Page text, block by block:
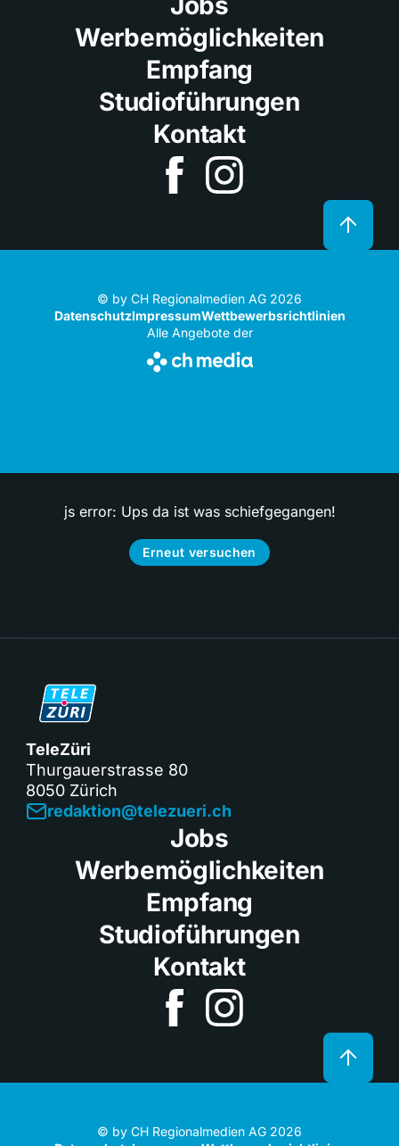
Werbemöglichkeiten
Empfang
Studioführungen
Kontakt
© by CH Regionalmedien AG 2026
DatenschutzImpressumWettbewerbsrichtlinien
Alle Angebote der
js error: Ups da ist was schiefgegangen!
Erneut versuchen
TeleZüri
Thurgauerstrasse 80
8050 Zürich
redaktion@telezueri.ch
Jobs
Werbemöglichkeiten
Empfang
Studioführungen
Kontakt
© by CH Regionalmedien AG 2026